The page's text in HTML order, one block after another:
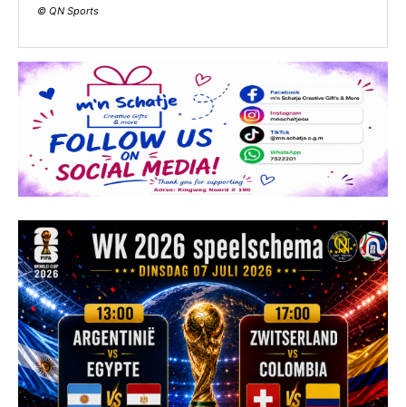
© QN Sports